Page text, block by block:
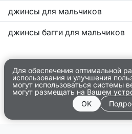
джинсы для мальчиков
джинсы багги для мальчиков
Для обеспечения оптимальной
использования и улучшения
могут использоваться системы
могут размещать на Вашем
OK